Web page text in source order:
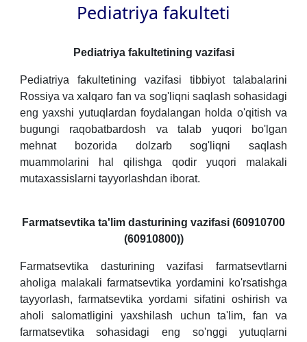
Pediatriya fakulteti
Pediatriya fakultetining vazifasi
Pediatriya fakultetining vazifasi tibbiyot talabalarini
Rossiya va xalqaro fan va sog'liqni saqlash sohasidagi
eng yaxshi yutuqlardan foydalangan holda o'qitish va
bugungi raqobatbardosh va talab yuqori bo'lgan
mehnat bozorida dolzarb sog'liqni saqlash
muammolarini hal qilishga qodir yuqori malakali
mutaxassislarni tayyorlashdan iborat.
Farmatsevtika ta'lim dasturining vazifasi (60910700
(60910800))
Farmatsevtika dasturining vazifasi farmatsevtlarni
aholiga malakali farmatsevtika yordamini ko'rsatishga
tayyorlash, farmatsevtika yordami sifatini oshirish va
aholi salomatligini yaxshilash uchun ta'lim, fan va
farmatsevtika sohasidagi eng so'nggi yutuqlarni